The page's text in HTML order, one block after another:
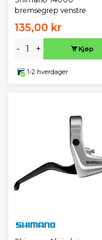
bremsegrep venstre
135,00 kr
- + Kjøp
1-2 hverdager